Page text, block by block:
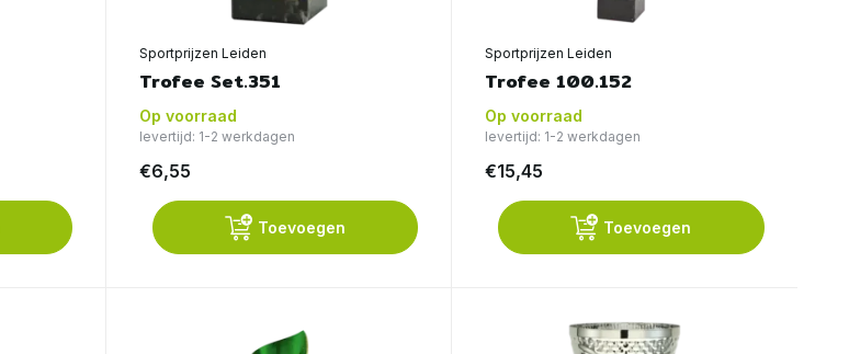
Sportprijzen Leiden
Trofee Set.351
Op voorraad
levertijd: 1-2 werkdagen
€6,55
Toevoegen
Sportprijzen Leiden
Trofee 100.152
Op voorraad
levertijd: 1-2 werkdagen
€15,45
Toevoegen